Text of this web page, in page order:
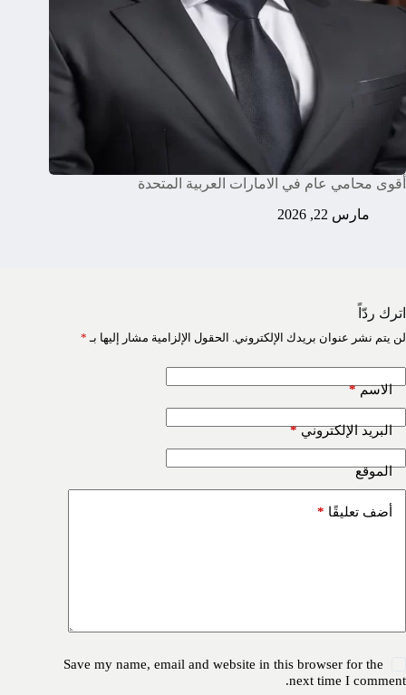
أقوى محامي عام في الامارات العربية المتحدة
مارس 22, 2026
اترك ردّاً
لن يتم نشر عنوان بريدك الإلكتروني. الحقول الإلزامية مشار إليها بـ *
الاسم*
البريد الإلكتروني*
الموقع
أضف تعليقًا *
Save my name, email and website in this browser for the
next time I comment.